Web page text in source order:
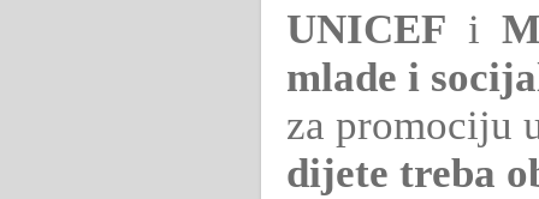
UNICEF i
mlade i
za promociju
dijete treba